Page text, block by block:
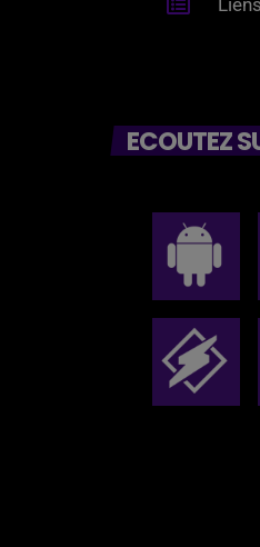
ECOUTEZ